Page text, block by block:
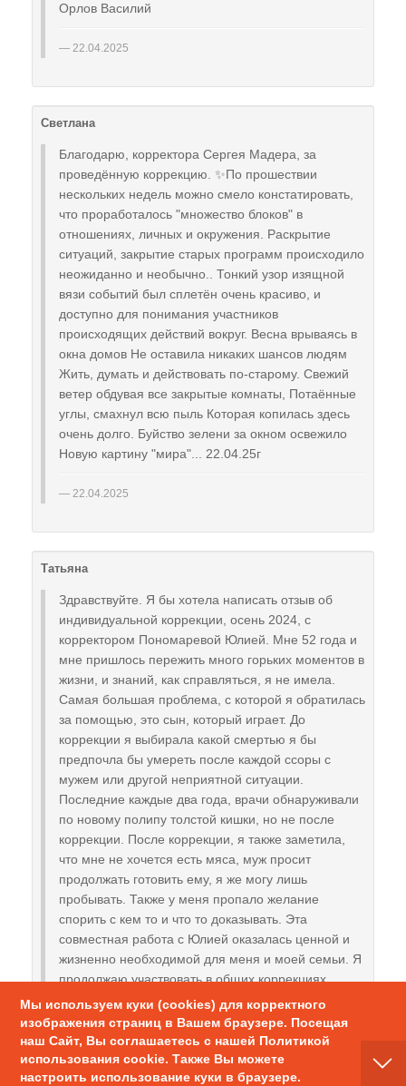
Орлов Василий
22.04.2025
Светлана
Благодарю, корректора Сергея Мадера, за
проведëнную коррекцию. ✨По прошествии
нескольких недель можно смело констатировать,
что проработалось "множество блоков" в
отношениях, личных и окружения. Раскрытие
ситуаций, закрытие старых программ происходило
неожиданно и необычно.. Тонкий узор изящной
вязи событий был сплетëн очень красиво, и
доступно для понимания участников
происходящих действий вокруг. Весна врываясь в
окна домов Не оставила никаких шансов людям
Жить, думать и действовать по-старому. Свежий
ветер обдувая все закрытые комнаты, Потаëнные
углы, смахнул всю пыль Которая копилась здесь
очень долго. Буйство зелени за окном освежило
Новую картину "мира"... 22.04.25г
22.04.2025
Татьяна
Здравствуйте. Я бы хотела написать отзыв об
индивидуальной коррекции, осень 2024, с
корректором Пономаревой Юлией. Мне 52 года и
мне пришлось пережить много горьких моментов в
жизни, и знаний, как справляться, я не имела.
Самая большая проблема, с которой я обратилась
за помощью, это сын, который играет. До
коррекции я выбирала какой смертью я бы
предпочла бы умереть после каждой ссоры с
мужем или другой неприятной ситуации.
Последние каждые два года, врачи обнаруживали
по новому полипу толстой кишки, но не после
коррекции. После коррекции, я также заметила,
что мне не хочется есть мяса, муж просит
продолжать готовить ему, я же могу лишь
пробывать. Также у меня пропало желание
спорить с кем то и что то доказывать. Эта
совместная работа с Юлией оказалась ценной и
жизненно необходимой для меня и моей семьи. Я
продолжаю участвовать в общих коррекциях
Виктора Рогожкина, я также заказала и изучила
натальные гороскопы на себя, сына, которые
оказались полезными в решении проблемы с
сыном, а контакты астролога нашла здесь на
сайте. У меня стало больше оптимизма и
Мы используем куки (cookies) для корректного
изображения страниц в Вашем браузере. Посещая
наш Сайт, Вы соглашаетесь с нашей Политикой
использования cookie. Также Вы можете
настроить использование куки в браузере.